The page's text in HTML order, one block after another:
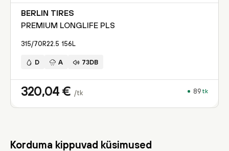
BERLIN TIRES
PREMIUM LONGLIFE PLS
315/70R22.5 156 L
D A 73DB
320,04 € /tk 89 tk
Korduma kippuvad küsimused